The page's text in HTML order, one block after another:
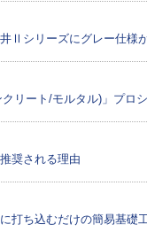
井Ⅱシリーズにグレー仕様
クリート/モルタル)」プロ
奨される理由
に打ち込むだけの簡易基礎